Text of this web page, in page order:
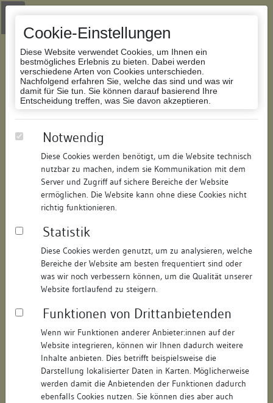
Cookie-Einstellungen
Diese Website verwendet Cookies, um Ihnen ein
bestmögliches Erlebnis zu bieten. Dabei werden
verschiedene Arten von Cookies unterschieden.
Nachfolgend erfahren Sie, welche das sind und was wir
damit für Sie tun. Sie können darauf basierend Ihre
Entscheidung treffen, was Sie davon akzeptieren.
Notwendig
Diese Cookies werden benötigt, um die Website technisch
nutzbar zu machen, indem sie Kommunikation mit dem
Server und Zugriff auf sichere Bereiche der Website
ermöglichen. Die Website kann ohne diese Cookies nicht
richtig funktionieren.
Statistik
Diese Cookies werden genutzt, um zu analysieren, welche
Bereiche der Website am besten frequentiert sind oder
was wir noch verbessern können, um die Qualität unserer
Website fortlaufend zu steigern.
Funktionen von Drittanbietenden
Wenn wir Funktionen anderer Anbieter:innen auf der
Website integrieren, können wir Ihnen dadurch weitere
Inhalte anbieten. Dies betrifft beispielsweise die
Darstellung lokalisierter Daten in Karten. Möglicherweise
werden damit die Anbietenden der Funktionen dadurch
ebenfalls Cookies nutzen. Sie können dies aber auch
Zur Navigation springen
Zum Inhalt der Website springen
Datenbank Bauforschung/Restaurierung
401214369335/Datum:01.08.2006
Datenbestand:
Bauforschung
Als PDF herunterladen:
Objektdaten
Straße: Buhlgässle
Hausnummer: 8
Postleitzahl: 73525
Stadt-Teilort: Schwäbisch Gmünd
Regierungsbezirk: Stuttgart
Ostalbkreis (Landkreis)